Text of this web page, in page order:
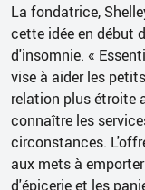
La fondatrice,
cette idée en début
d'insomnie. «
vise à aider les
relation plus étroite
connaître les
circonstances.
aux mets à
d'épicerie et les